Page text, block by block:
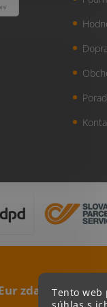
Tento web
zdarma